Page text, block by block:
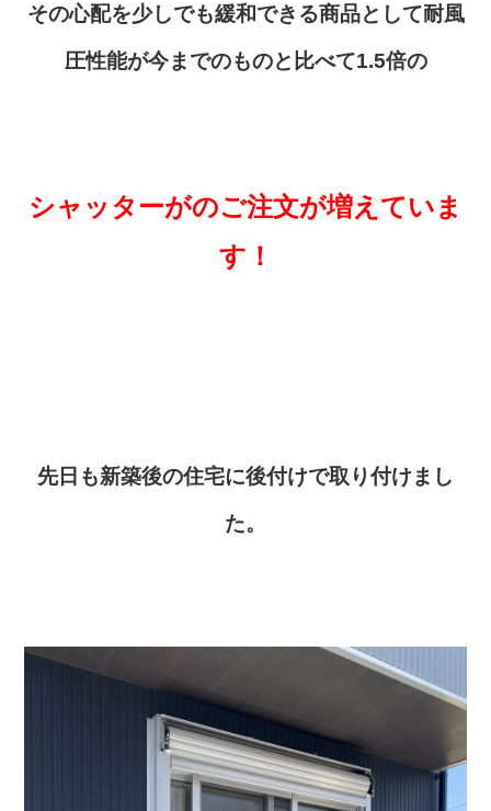
その心配を少しでも緩和できる商品として耐風
圧性能が今までのものと比べて1.5倍の
シャッターがのご注文が増えていま
す！
先日も新築後の住宅に後付けで取り付けまし
た。